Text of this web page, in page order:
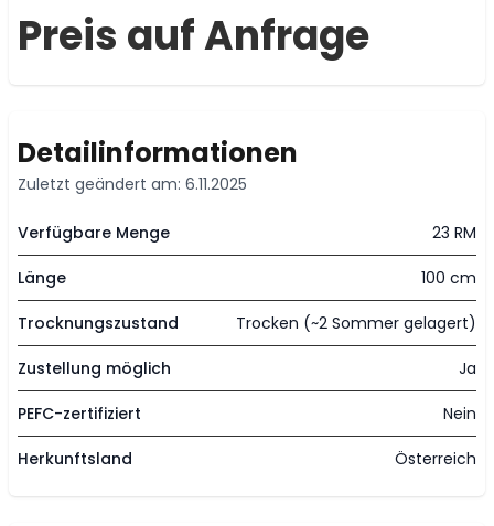
Preis auf Anfrage
Detailinformationen
Zuletzt geändert am: 6.11.2025
Verfügbare Menge 23 RM
Länge 100 cm
Trocknungszustand Trocken (~2 Sommer gelagert)
Zustellung möglich Ja
PEFC-zertifiziert Nein
Herkunftsland Österreich